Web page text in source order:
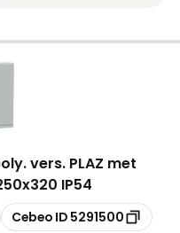
vers. PLAZ met
IP54
Kopiëren
Cebeo ID 5291500